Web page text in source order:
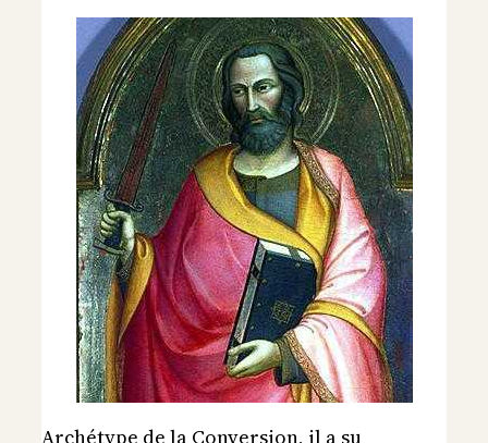
Archétype de la Conversion, il a su